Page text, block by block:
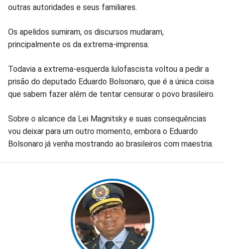
outras autoridades e seus familiares.
Os apelidos sumiram, os discursos mudaram,
principalmente os da extrema-imprensa.
Todavia a extrema-esquerda lulofascista voltou a pedir a
prisão do deputado Eduardo Bolsonaro, que é a única coisa
que sabem fazer além de tentar censurar o povo brasileiro.
Sobre o alcance da Lei Magnitsky e suas consequências
vou deixar para um outro momento, embora o Eduardo
Bolsonaro já venha mostrando ao brasileiros com maestria.